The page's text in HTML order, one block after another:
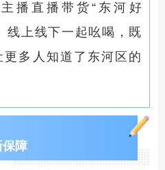
播直播带货“东河好
线上线下一起吆喝，既
多人知道了东河区的
保障